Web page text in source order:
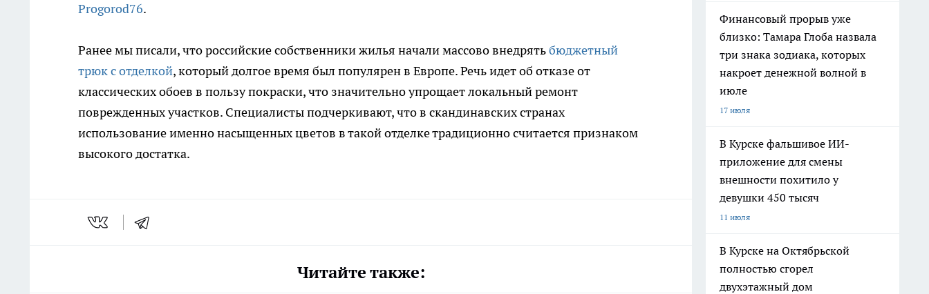
Progorod76.
Ранее мы писали, что российские собственники жилья начали массово внедрятьбюджетный
трюк с отделкой, который долгое время был популярен в Европе. Речь идет об отказе от
классических обоев в пользу покраски, что значительно упрощает локальный ремонт
поврежденных участков. Специалисты подчеркивают, что в скандинавских странах
использование именно насыщенных цветов в такой отделке традиционно считается признаком
высокого достатка.
Читайте также:
Финансовый прорыв уже
близко: Тамара Глоба назвала
три знака зодиака, которых
накроет денежной волной в
июле
17 июля
В Курске фальшивое ИИ-
приложение для смены
внешности похитило у
девушки 450 тысяч
11 июля
В Курске на Октябрьской
полностью сгорел
двухэтажный дом